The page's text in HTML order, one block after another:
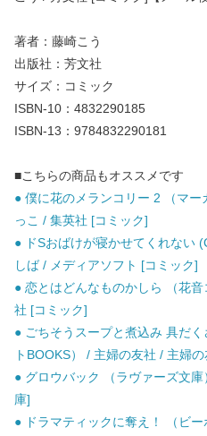
著者：藤崎こう
出版社：芳文社
サイズ：コミック
ISBN-10：4832290185
ISBN-13：9784832290181
■こちらの商品もオススメです
● 僕に花のメランコリー 2 （マ
っこ / 集英社 [コミック]
● ドSおばけが寝かせてくれない
しば / メディアソフト [コミック]
● 恋とはどんなものかしら （花
社 [コミック]
● ごちそうスープと煮込み 具だ
トBOOKS） / 主婦の友社 / 主婦
● グロウバック （ラヴァーズ文
庫]
● ドラマティックに奪え！ （ビ